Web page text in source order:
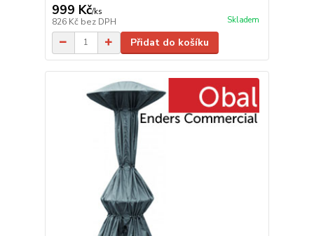
999 Kč/ks
826 Kč bez DPH Skladem
Přidat do košíku